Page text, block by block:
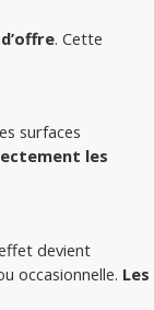
. Cette
surfaces
les
devient
occasionnelle. Les